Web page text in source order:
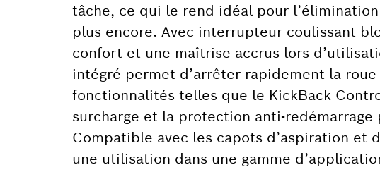
tâche, ce qui le rend idéal pour
plus encore. Avec interrupteur coulissant
confort et une maîtrise accrus lors
intégré permet d’arrêter rapidement la
fonctionnalités telles que le KickBack
surcharge et la protection anti-
Compatible avec les capots d’aspiration
une utilisation dans une gamme